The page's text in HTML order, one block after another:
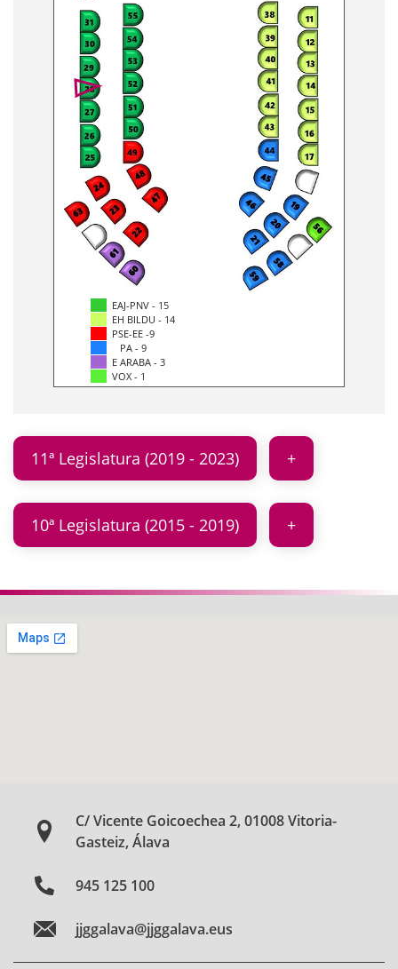
EAJ-PNV - 15
EH BILDU - 14
PSE-EE -9
PA - 9
E ARABA - 3
VOX - 1
11ª Legislatura (2019 - 2023)
10ª Legislatura (2015 - 2019)
C/ Vicente Goicoechea 2, 01008 Vitoria-
Gasteiz, Álava
945 125 100
jjggalava@jjggalava.eus